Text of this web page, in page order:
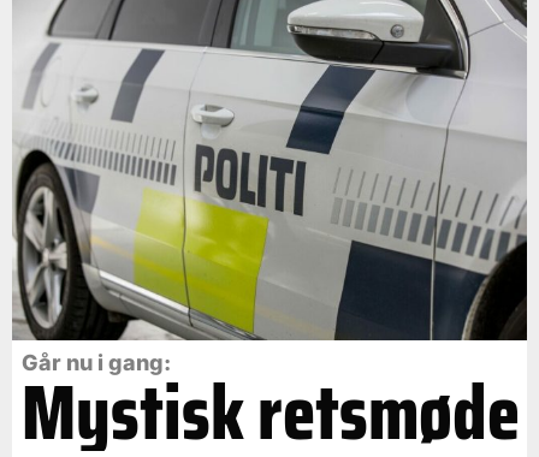
Går nu i gang:
Mystisk retsmøde